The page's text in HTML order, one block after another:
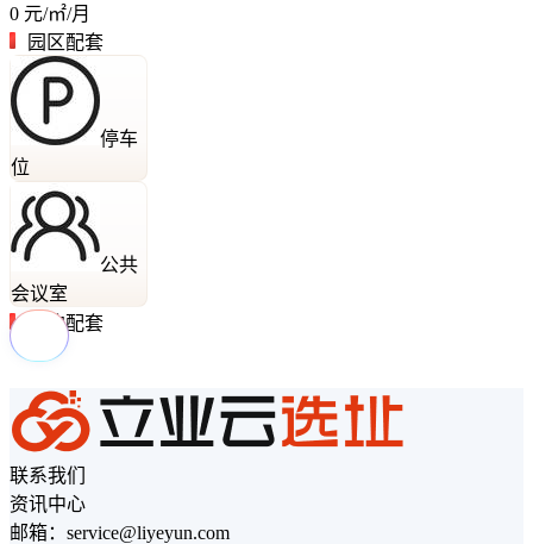
0 元/㎡/月
园区配套
停车
位
公共
会议室
周边配套
联系我们
资讯中心
邮箱：service@liyeyun.com